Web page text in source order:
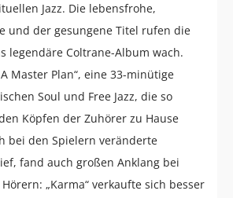
Jazz. Die lebensfrohe,
und der gesungene Titel rufen die
legendäre Coltrane-Album wach.
Master Plan“, eine 33-minütige
Soul und Free Jazz, die so
Köpfen der Zuhörer zu Hause
bei den Spielern veränderte
fand auch großen Anklang bei
„Karma“ verkaufte sich besser